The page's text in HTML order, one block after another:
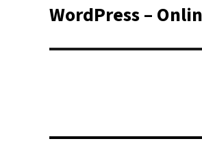
Nächster
WordPress –